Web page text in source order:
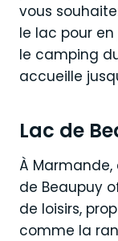
vous
le lac pour
le camping
accueille
Lac de
À Marmande,
de Beaupuy
de loisirs,
comme la